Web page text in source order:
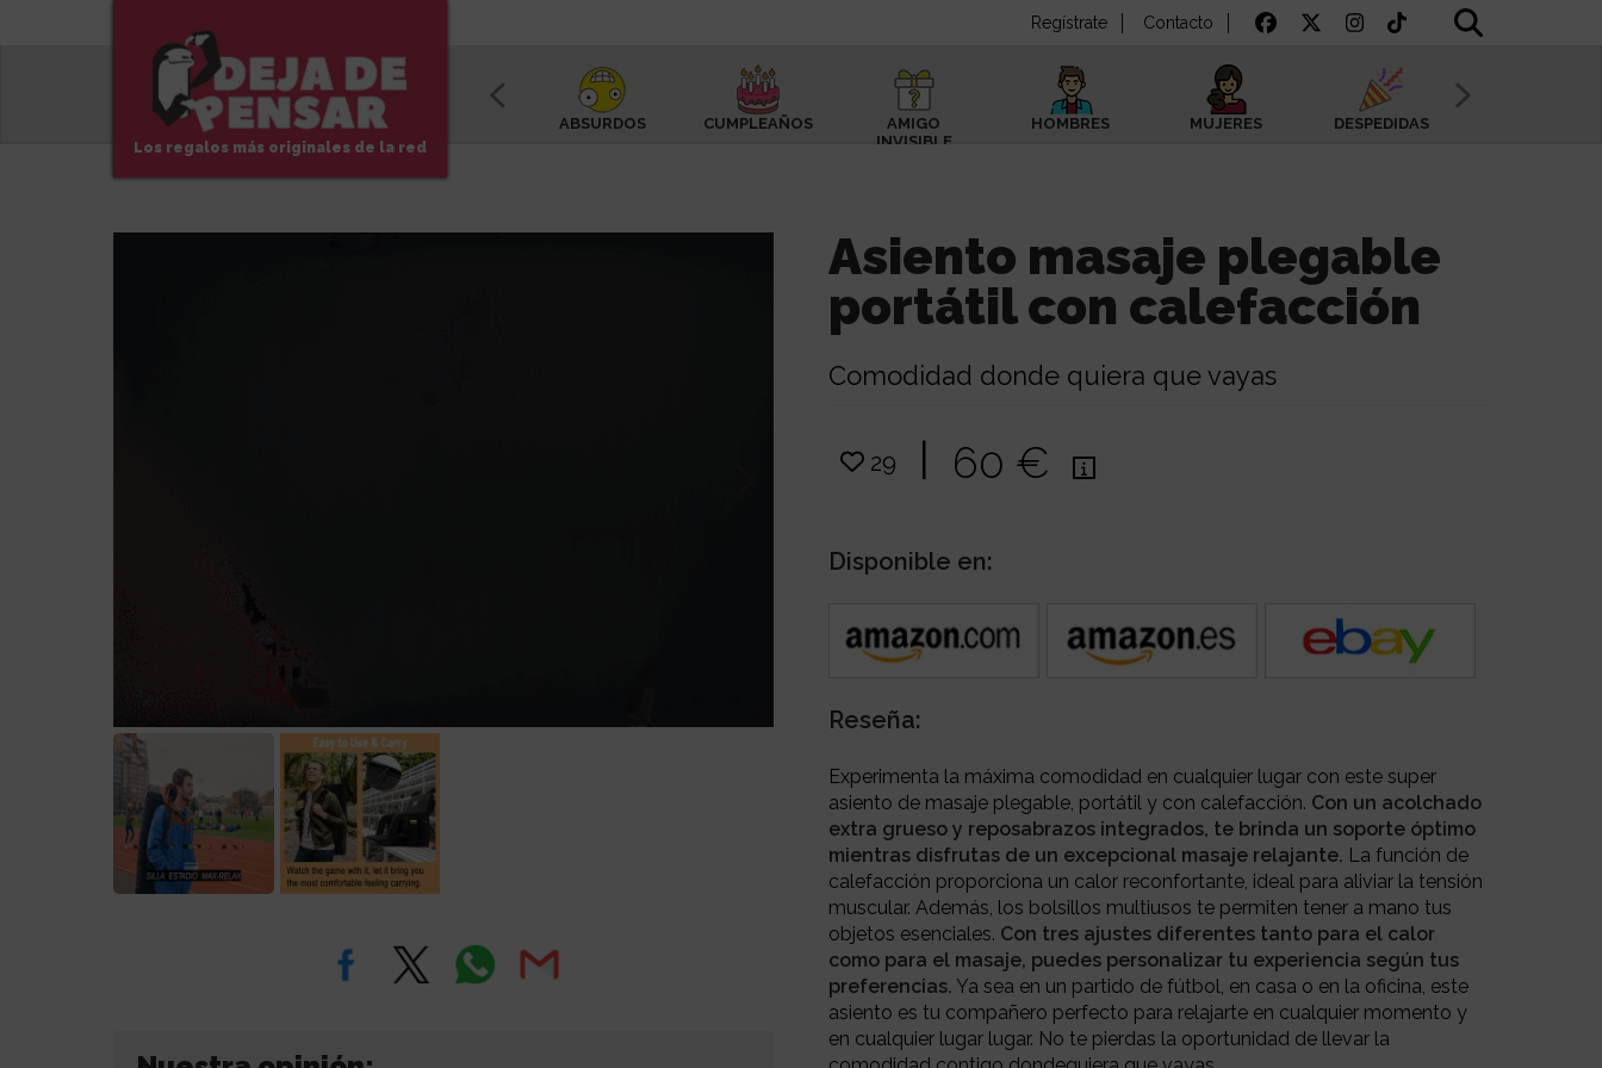
Los regalos más originales de la red
Regístrate Contacto
ABSURDOS CUMPLEAÑOS
AMIGO
INVISIBLE
HOMBRES MUJERES DESPEDIDAS
Asiento masaje plegable
portátil con calefacción
Comodidad donde quiera que vayas
29 | 60 €
Disponible en:
Reseña:
Experimenta la máxima comodidad en cualquier lugar con este super
asiento de masaje plegable, portátil y con calefacción. Con un acolchado
extra grueso y reposabrazos integrados, te brinda un soporte óptimo
mientras disfrutas de un excepcional masaje relajante. La función de
calefacción proporciona un calor reconfortante, ideal para aliviar la tensión
muscular. Además, los bolsillos multiusos te permiten tener a mano tus
objetos esenciales. Con tres ajustes diferentes tanto para el calor
como para el masaje, puedes personalizar tu experiencia según tus
preferencias. Ya sea en un partido de fútbol, en casa o en la oficina, este
asiento es tu compañero perfecto para relajarte en cualquier momento y
en cualquier lugar lugar. No te pierdas la oportunidad de llevar la